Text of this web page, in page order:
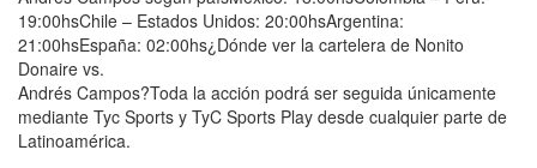
19:00hsChile – Estados Unidos: 20:00hsArgentina:
21:00hsEspaña: 02:00hs¿Dónde ver la cartelera de Nonito
Donaire vs.
Andrés Campos?Toda la acción podrá ser seguida únicamente
mediante Tyc Sports y TyC Sports Play desde cualquier parte de
Latinoamérica.